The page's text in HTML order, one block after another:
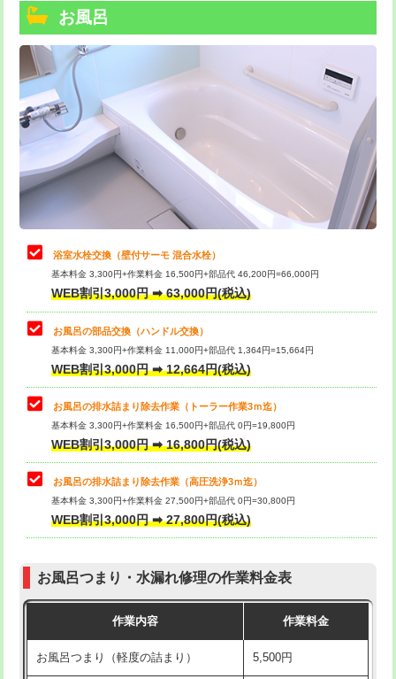
トーラー機使用/3mまで
追加トーラー機使用/3m超え
カメラ調査 33,000円
桝清掃 8,800円
止水・漏水調査・防水処理・清掃・修
理・調整・分解・加工など（軽作業）
止水・漏水調査・防水処理・清掃・修
理・調整・分解・加工など（中作業）
22,000円
止水・漏水調査・防水処理・清掃・修
理・調整・分解・加工など（重作業）
33,000円
トイレタンク脱着
トイレ便器脱着
タンクレストイレ脱着 33,000円
小便器トイレ脱着
その他部品の脱着 8,800円～
交換・取付（タンク）
交換・取付（普通便座） 11,000円+材料費
交換・取付（温水洗浄便座） 16,500円+材料費
交換・取付(単水栓（壁付・デッキ
13,200円+材料費
お風呂
浴室水栓交換（壁付サーモ 混合水栓）
基本料金 3,300円+作業料金 16,500円+部品代 46,200円=66,000円
WEB割引3,000円 ➡ 63,000円(税込)
お風呂の部品交換（ハンドル交換）
基本料金 3,300円+作業料金 11,000円+部品代 1,364円=15,664円
WEB割引3,000円 ➡ 12,664円(税込)
お風呂の排水詰まり除去作業（トーラー作業3ｍ迄）
基本料金 3,300円+作業料金 16,500円+部品代 0円=19,800円
WEB割引3,000円 ➡ 16,800円(税込)
お風呂の排水詰まり除去作業（高圧洗浄3ｍ迄）
基本料金 3,300円+作業料金 27,500円+部品代 0円=30,800円
WEB割引3,000円 ➡ 27,800円(税込)
お風呂つまり・水漏れ修理の作業料金表
作業内容 作業料金
お風呂つまり（軽度の詰まり） 5,500円